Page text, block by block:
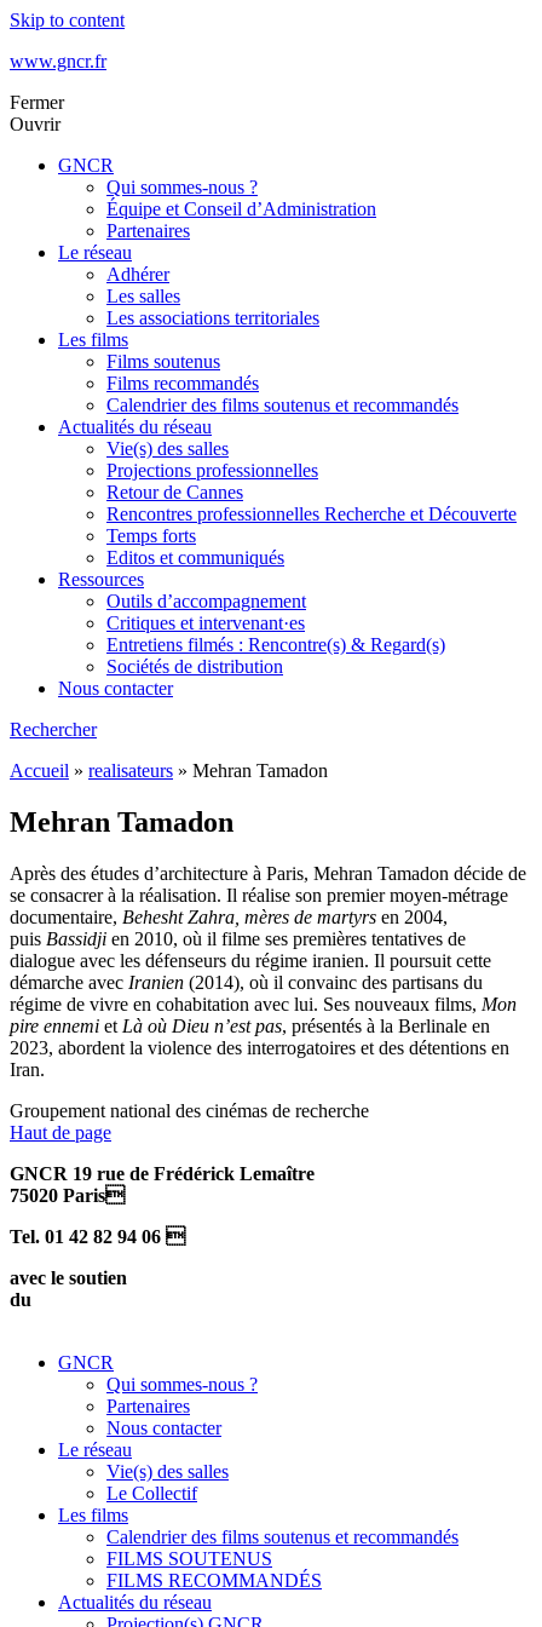
Skip to content
www.gncr.fr
Fermer
Ouvrir
GNCR
Qui sommes-nous ?
Équipe et Conseil d’Administration
Partenaires
Le réseau
Adhérer
Les salles
Les associations territoriales
Les films
Films soutenus
Films recommandés
Calendrier des films soutenus et recommandés
Actualités du réseau
Vie(s) des salles
Projections professionnelles
Retour de Cannes
Rencontres professionnelles Recherche et Découverte
Temps forts
Editos et communiqués
Ressources
Outils d’accompagnement
Critiques et intervenant·es
Entretiens filmés : Rencontre(s) & Regard(s)
Sociétés de distribution
Nous contacter
Rechercher
Accueil » realisateurs » Mehran Tamadon
Mehran Tamadon
Après des études d’architecture à Paris, Mehran Tamadon décide de
se consacrer à la réalisation. Il réalise son premier moyen-métrage
documentaire, Behesht Zahra, mères de martyrs en 2004,
puis Bassidji en 2010, où il filme ses premières tentatives de
dialogue avec les défenseurs du régime iranien. Il poursuit cette
démarche avec Iranien (2014), où il convainc des partisans du
régime de vivre en cohabitation avec lui. Ses nouveaux films, Mon
pire ennemi et Là où Dieu n’est pas, présentés à la Berlinale en
2023, abordent la violence des interrogatoires et des détentions en
Iran.
Groupement national des cinémas de recherche
Haut de page
GNCR 19 rue de Frédérick Lemaître
75020 Paris
Tel. 01 42 82 94 06 
avec le soutien
du
GNCR
Qui sommes-nous ?
Partenaires
Nous contacter
Le réseau
Vie(s) des salles
Le Collectif
Les films
Calendrier des films soutenus et recommandés
FILMS SOUTENUS
FILMS RECOMMANDÉS
Actualités du réseau